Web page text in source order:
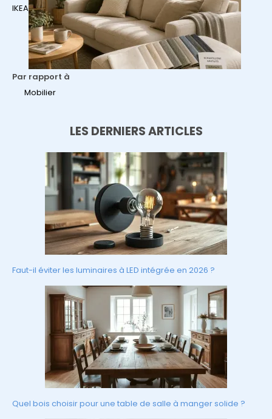
IKEA
Par rapport à
Mobilier
LES DERNIERS ARTICLES
Faut-il éviter les luminaires à LED intégrée en 2026 ?
Quel bois choisir pour une table de salle à manger solide ?